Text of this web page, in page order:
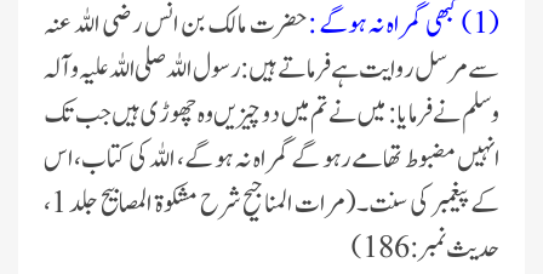
(1) کبھی گمراہ نہ ہوگے :
حضرت مالک بن انس رضی اللہ عنہ
سے مرسل روایت ہے فرماتے ہیں :رسول اللہ صلی اللہ علیہ وآلہ
وسلم نے فرمایا : میں نے تم میں دو چیزیں وہ چھوڑی ہیں جب تک
انہیں مضبوط تھامے رہو گے گمراہ نہ ہو گے، اللہ کی کتاب، اس
کے پیغمبر کی سنت۔(مرات المناجیح شرح مشکوۃ المصابیح جلد 1،
حدیث نمبر : 186)